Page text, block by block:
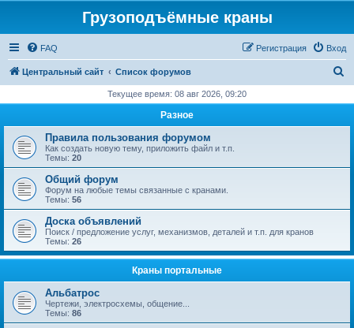
Грузоподъёмные краны
FAQ Вход
Регистрация
Центральный сайт Список форумов
с
Текущее время: 08 авг 2026, 09:20
Разное
Правила пользования форумом
Как создать новую тему, приложить файл и т.п.
Темы: 20
Общий форум
Форум на любые темы связанные с кранами.
Темы: 56
Доска объявлений
Поиск / предложение услуг, механизмов, деталей и т.п. для кранов
Темы: 26
Краны портальные
Альбатрос
Чертежи, электросхемы, общение...
Темы: 86